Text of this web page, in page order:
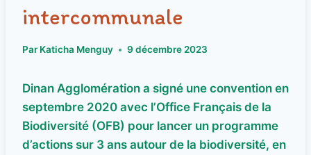
intercommunale
Par Katicha Menguy 9 décembre 2023
Dinan Agglomération a signé une convention en
septembre 2020 avec l’Office Français de la
Biodiversité (OFB) pour lancer un programme
d’actions sur 3 ans autour de la biodiversité, en